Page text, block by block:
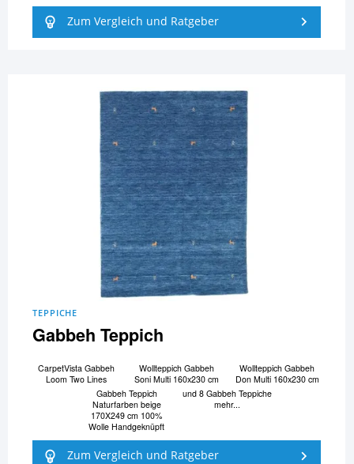
Zum Vergleich und Ratgeber
TEPPICHE
Gabbeh Teppich
CarpetVista Gabbeh
Loom Two Lines
Wollteppich Gabbeh
Soni Multi 160x230 cm
Wollteppich Gabbeh
Don Multi 160x230 cm
Gabbeh Teppich
Naturfarben beige
170X249 cm 100%
Wolle Handgeknüpft
und 8 Gabbeh Teppiche
mehr...
Zum Vergleich und Ratgeber